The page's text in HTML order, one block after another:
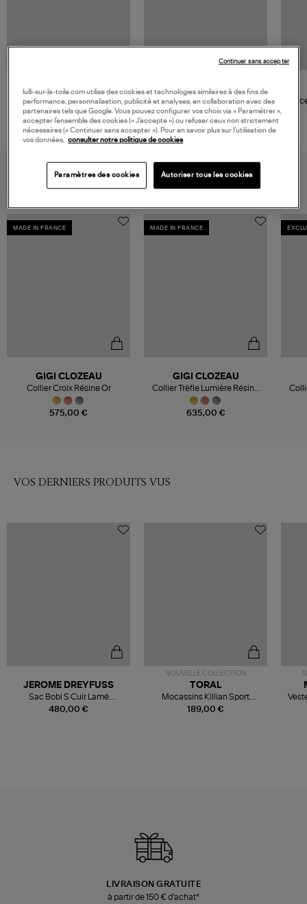
625,00 €
GIGI CLOZEAU
Collier 1 Diamant Mini Résine
Or
VOUS AIMEREZ AUSSI
MADE IN FRANCE
575,00 €
GIGI CLOZEAU
Collier Croix Résine Or
MADE IN FRANCE
635,00 €
GIGI CLOZEAU
Collier Trèfle Lumière Résine
Diamants Or
VOS DERNIERS PRODUITS VUS
480,00 €
JEROME DREYFUSS
Sac Bobi S Cuir Lamé
Champagne
NOUVELLE COLLECTION
189,00 €
TORAL
Mocassins Killian Sport
Mousse
LIVRAISON GRATUITE
à partir de 150 € d'achat*
lulli-sur-la-toile.com utilise des cookies et technologies similaires à des fins de
performance, personnalisation, publicité et analyses, en collaboration avec des
partenaires tels que Google. Vous pouvez configurer vos choix via « Paramétrer »,
accepter l’ensemble des cookies (« J’accepte ») ou refuser ceux non strictement
nécessaires (« Continuer sans accepter »). Pour en savoir plus sur l’utilisation de
vos données, consulter notre politique de cookies
Paramètres des cookies Autoriser tous les cookies
Continuer sans accepter